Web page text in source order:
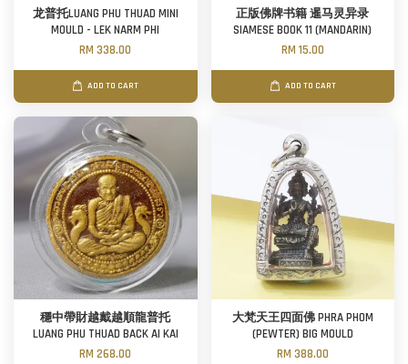
龙普托LUANG PHU THUAD MINI
MOULD - LEK NARM PHI
RM 338.00
ADD TO CART
正版佛牌书籍 暹马灵异录
SIAMESE BOOK 11 (MANDARIN)
RM 15.00
ADD TO CART
穩中帶財越戴越順龍普托
LUANG PHU THUAD BACK AI KAI
RM 268.00
大梵天王四面佛 PHRA PHOM
(PEWTER) BIG MOULD
RM 388.00